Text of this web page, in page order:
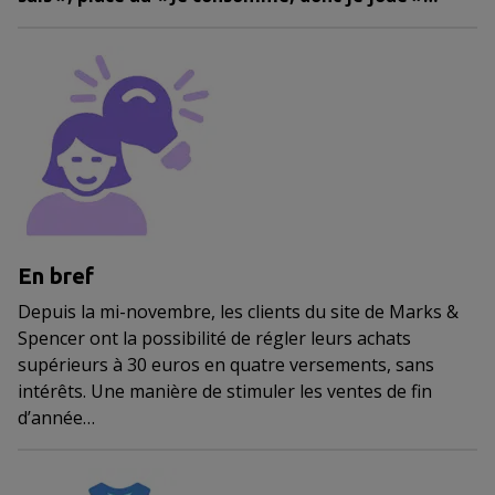
En bref
Depuis la mi-novembre, les clients du site de Marks &
Spencer ont la possibilité de régler leurs achats
supérieurs à 30 euros en quatre versements, sans
intérêts. Une manière de stimuler les ventes de fin
d’année…